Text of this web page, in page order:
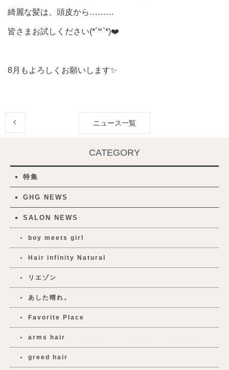
綺麗な髪は、頭皮から………
皆さまお試しください(*´꒳`*)❤️
8月もよろしくお願いします✨
ニュース一覧
CATEGORY
特集
GHG NEWS
SALON NEWS
boy meets girl
Hair infinity Natural
リエゾン
あした晴れ。
Favorite Place
arms hair
greed hair